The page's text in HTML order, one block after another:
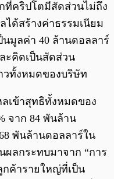
ที่คริปโตมีสัดส่วนไม่ถึง
ด้สร้างค่าธรรมเนียม
นมูลค่า 40 ล้านดอลลาร์
ะคิดเป็นสัดส่วน
วทั้งหมดของบริษัท
เข้าสุทธิทั้งหมดของ
จาก 84 พันล้าน
พันล้านดอลลาร์ใน
ผลกระทบมาจาก “การ
ค้ารายใหญ่ที่เป็น